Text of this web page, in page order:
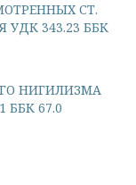
СТ.
УДК 343.23 ББК
НИГИЛИЗМА
67.0